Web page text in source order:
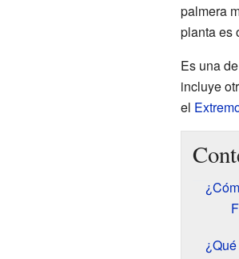
palmera
planta es
Es una
incluye
el